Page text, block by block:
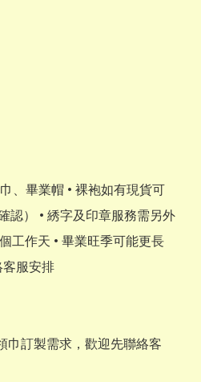
、畢業帽 • 裸袍如有現貨可
認） • 綉字及印章服務需另外
工作天 • 畢業旺季可能更長
客服安排
巾訂製需求，歡迎先聯絡客